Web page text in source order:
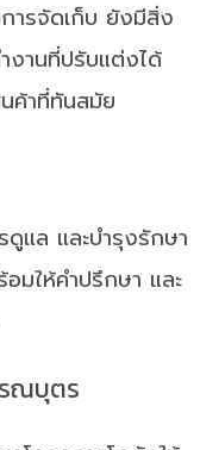
ารจัดเก็บ ยังมีสิ่ง
งานที่ปรับแต่งได้
ค้าที่ทันสมัย
ดูแล และบำรุงรักษา
มให้คำปรึกษา และ
ณบุตร